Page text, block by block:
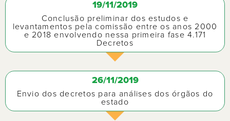
19/11/2019
Conclusão preliminar dos estudos e
levantamentos pela comissão entre os anos 2000
e 2018 envolvendo nessa primeira fase 4.171
Decretos
26/11/2019
Envio dos decretos para análises dos órgãos do
estado